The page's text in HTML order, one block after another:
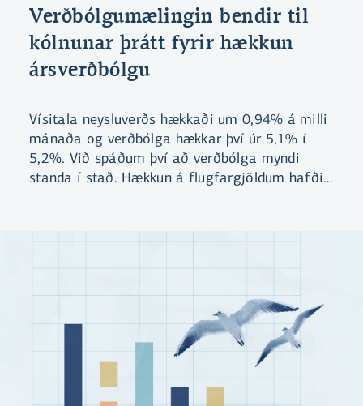
Verðbólgumælingin bendir til
kólnunar þrátt fyrir hækkun
ársverðbólgu
Vísitala neysluverðs hækkaði um 0,94% á milli
mánaða og verðbólga hækkar því úr 5,1% í
5,2%. Við spáðum því að verðbólga myndi
standa í stað. Hækkun á flugfargjöldum hafði
Vísbendingar um kólnun í hagkerfinu og minni